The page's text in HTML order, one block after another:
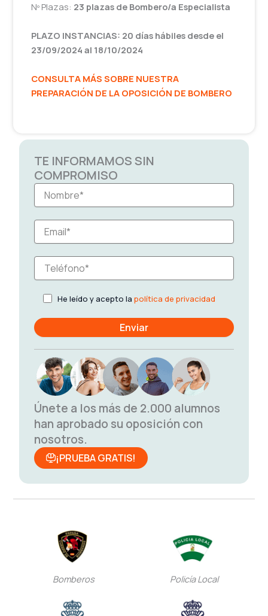
Nº Plazas: 23 plazas de Bombero/a Especialista
PLAZO INSTANCIAS: 20 días hábiles desde el
23/09/2024 al 18/10/2024
CONSULTA MÁS SOBRE NUESTRA
PREPARACIÓN DE LA OPOSICIÓN DE BOMBERO
TE INFORMAMOS SIN
COMPROMISO
He leído y acepto la política de privacidad
Únete a los más de 2.000 alumnos
han aprobado su oposición con
nosotros.
¡PRUEBA GRATIS!
Bomberos Policía Local